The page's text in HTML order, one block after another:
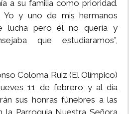
a su familia como prioridad.
Yo y uno de mis hermanos
lucha pero él no quería y
que estudiaramos”,
Coloma Ruiz (El Olímpico)
11 de febrero y al día
sus honras fúnebres a las